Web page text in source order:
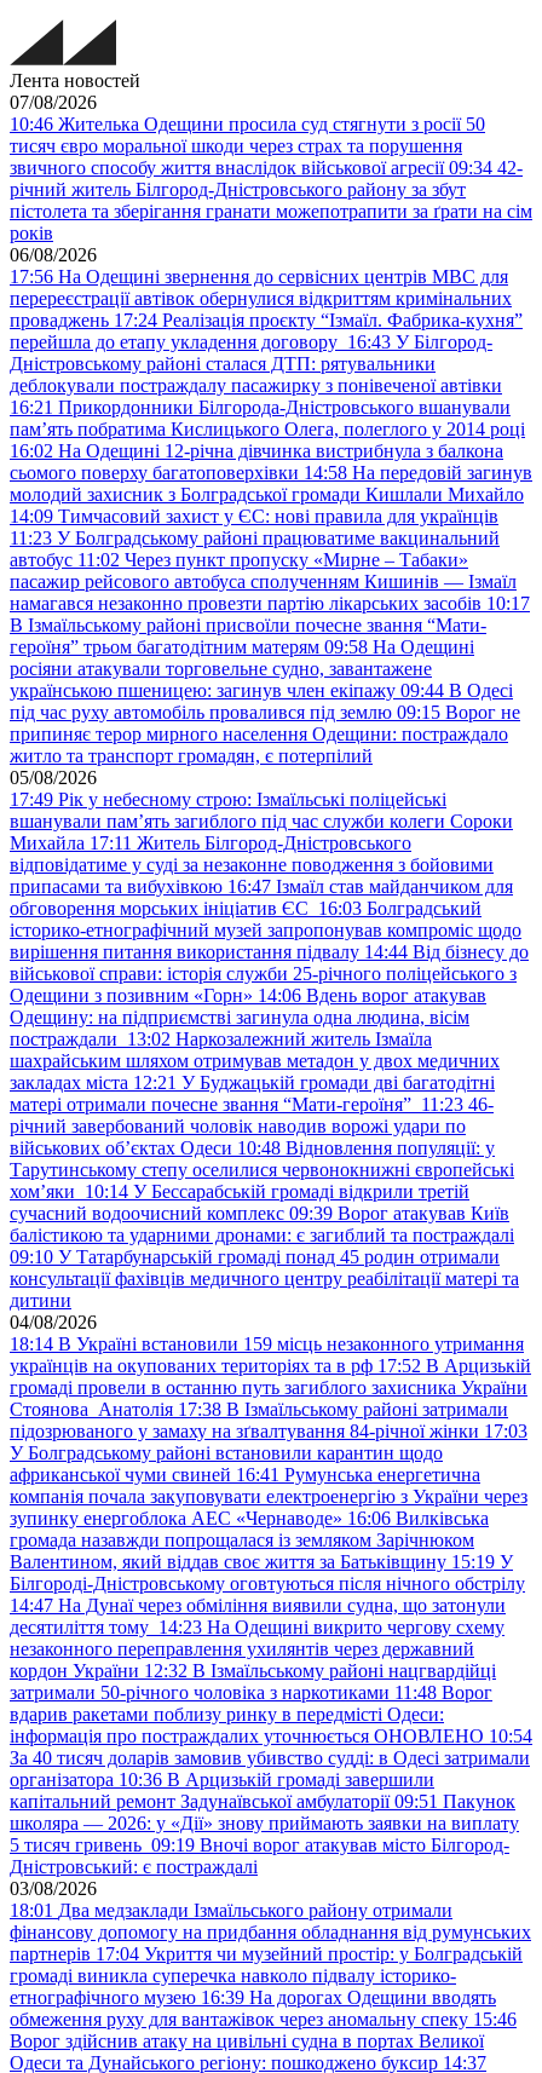
Лента новостей
07/08/2026
10:46 Жителька Одещини просила суд стягнути з росії 50
тисяч євро моральної шкоди через страх та порушення
звичного способу життя внаслідок військової агресії 09:34 42-
річний житель Білгород-Дністровського району за збут
пістолета та зберігання гранати можепотрапити за ґрати на сім
років
06/08/2026
17:56 На Одещині звернення до сервісних центрів МВС для
перереєстрації автівок обернулися відкриттям кримінальних
проваджень 17:24 Реалізація проєкту “Ізмаїл. Фабрика-кухня”
перейшла до етапу укладення договору 16:43 У Білгород-
Дністровському районі сталася ДТП: рятувальники
деблокували постраждалу пасажирку з понівеченої автівки
16:21 Прикордонники Білгорода-Дністровського вшанували
пам’ять побратима Кислицького Олега, полеглого у 2014 році
16:02 На Одещині 12-річна дівчинка вистрибнула з балкона
сьомого поверху багатоповерхівки 14:58 На передовій загинув
молодий захисник з Болградської громади Кишлали Михайло
14:09 Тимчасовий захист у ЄС: нові правила для українців
11:23 У Болградському районі працюватиме вакцинальний
автобус 11:02 Через пункт пропуску «Мирне – Табаки»
пасажир рейсового автобуса сполученням Кишинів — Ізмаїл
намагався незаконно провезти партію лікарських засобів 10:17
В Ізмаїльському районі присвоїли почесне звання “Мати-
героїня” трьом багатодітним матерям 09:58 На Одещині
росіяни атакували торговельне судно, завантажене
українською пшеницею: загинув член екіпажу 09:44 В Одесі
під час руху автомобіль провалився під землю 09:15 Ворог не
припиняє терор мирного населення Одещини: постраждало
житло та транспорт громадян, є потерпілий
05/08/2026
17:49 Рік у небесному строю: Ізмаїльські поліцейські
вшанували пам’ять загиблого під час служби колеги Сороки
Михайла 17:11 Житель Білгород-Дністровського
відповідатиме у суді за незаконне поводження з бойовими
припасами та вибухівкою 16:47 Ізмаїл став майданчиком для
обговорення морських ініціатив ЄС 16:03 Болградський
історико-етнографічний музей запропонував компроміс щодо
вирішення питання використання підвалу 14:44 Від бізнесу до
військової справи: історія служби 25-річного поліцейського з
Одещини з позивним «Горн» 14:06 Вдень ворог атакував
Одещину: на підприємстві загинула одна людина, вісім
постраждали 13:02 Наркозалежний житель Ізмаїла
шахрайським шляхом отримував метадон у двох медичних
закладах міста 12:21 У Буджацькій громади дві багатодітні
матері отримали почесне звання “Мати-героїня” 11:23 46-
річний завербований чоловік наводив ворожі удари по
військових обʼєктах Одеси 10:48 Відновлення популяції: у
Тарутинському степу оселилися червонокнижні європейські
хом’яки 10:14 У Бессарабській громаді відкрили третій
сучасний водоочисний комплекс 09:39 Ворог атакував Київ
балістикою та ударними дронами: є загиблий та постраждалі
09:10 У Татарбунарській громаді понад 45 родин отримали
консультації фахівців медичного центру реабілітації матері та
дитини
04/08/2026
18:14 В Україні встановили 159 місць незаконного утримання
українців на окупованих територіях та в рф 17:52 В Арцизькій
громаді провели в останню путь загиблого захисника України
Стоянова Анатолія 17:38 В Ізмаїльському районі затримали
підозрюваного у замаху на зґвалтування 84-річної жінки 17:03
У Болградському районі встановили карантин щодо
африканської чуми свиней 16:41 Румунська енергетична
компанія почала закуповувати електроенергію з України через
зупинку енергоблока АЕС «Чернаводе» 16:06 Вилківська
громада назавжди попрощалася із земляком Зарічнюком
Валентином, який віддав своє життя за Батьківщину 15:19 У
Білгороді-Дністровському оговтуються після нічного обстрілу
14:47 На Дунаї через обміління виявили судна, що затонули
десятиліття тому 14:23 На Одещині викрито чергову схему
незаконного переправлення ухилянтів через державний
кордон України 12:32 В Ізмаїльському районі нацгвардійці
затримали 50-річного чоловіка з наркотиками 11:48 Ворог
вдарив ракетами поблизу ринку в передмісті Одеси:
інформація про постраждалих уточнюється ОНОВЛЕНО 10:54
За 40 тисяч доларів замовив убивство судді: в Одесі затримали
організатора 10:36 В Арцизькій громаді завершили
капітальний ремонт Задунаївської амбулаторії 09:51 Пакунок
школяра — 2026: у «Дії» знову приймають заявки на виплату
5 тисяч гривень 09:19 Вночі ворог атакував місто Білгород-
Дністровський: є постраждалі
03/08/2026
18:01 Два медзаклади Ізмаїльського району отримали
фінансову допомогу на придбання обладнання від румунських
партнерів 17:04 Укриття чи музейний простір: у Болградській
громаді виникла суперечка навколо підвалу історико-
етнографічного музею 16:39 На дорогах Одещини вводять
обмеження руху для вантажівок через аномальну спеку 15:46
Ворог здійснив атаку на цивільні судна в портах Великої
Одеси та Дунайського регіону: пошкоджено буксир 14:37